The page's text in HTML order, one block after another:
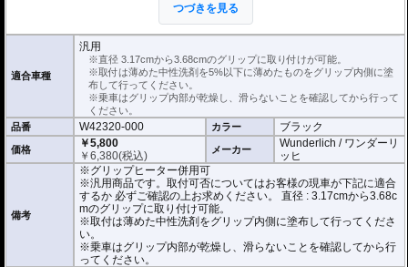
※中性洗剤が多すぎると乾燥に時間がかかります。ご注意ください。
正しく装着すれば容易に取り付けることが可能です。
使用時の安全のため乾燥時は全く滑りません。乾いた状態で取り付けると破損
に繋がります。
乗車はグリップ内部が乾燥し、滑らないことを確認してから行ってください。
こちらの商品は汎用商品として掲載しています。
R1200GS 空冷で取付確認を行っているわけではありません。
取付可否についてはお客様の現車が下記に適合するか 必ずご確認の上お求めく
ださい。
直径 : 3.17cmから3.68cmのグリップに取り付けが可能。
素材 : ネオプトン
厚さ : 3.8mm
つづきを見る
適合車種
汎用
※直径 3.17cmから3.68cmのグリップに取り付けが可能。
※取付は薄めた中性洗剤を5%以下に薄めたものをグリップ内側に塗
布して行ってください。
※乗車はグリップ内部が乾燥し、滑らないことを確認してから行って
ください。
品番
W42320-000 カラー ブラック
価格
￥5,800
￥6,380(税込) メーカー
Wunderlich / ワンダーリ
ッヒ
備考
※グリップヒーター併用可
※汎用商品です。取付可否についてはお客様の現車が下記に適合
するか 必ずご確認の上お求めください。 直径 : 3.17cmから3.68c
mのグリップに取り付け可能。
※取付は薄めた中性洗剤をグリップ内側に塗布して行ってくださ
い。
※乗車はグリップ内部が乾燥し、滑らないことを確認してから行
ってください。